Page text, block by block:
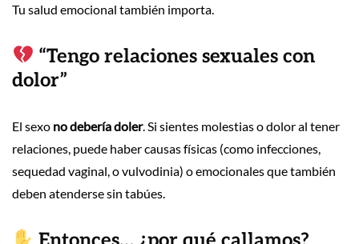
Tu salud emocional también importa.
“Tengo relaciones sexuales con
dolor”
El sexo no debería doler. Si sientes molestias o dolor al tener
relaciones, puede haber causas físicas (como infecciones,
sequedad vaginal, o vulvodinia) o emocionales que también
deben atenderse sin tabúes.